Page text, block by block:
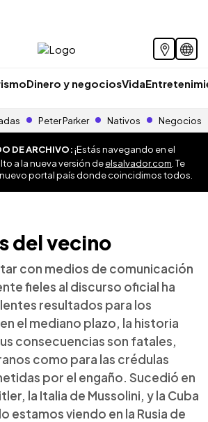
Dinero y negociosVida
Peter Parker Nativos Negocios
DE ARCHIVO:¡Estás navegando en el
a la nueva versión deelsalvador.com . Te
portal país donde coincidimos todos.
del vecino
con medios de comunicación
fieles al discurso oficial ha
resultados para los
el mediano plazo, la historia
consecuencias son fatales,
como para las crédulas
por el engaño. Sucedió en
la Italia de Mussolini, y la Cuba
estamos viendo en la Rusia de